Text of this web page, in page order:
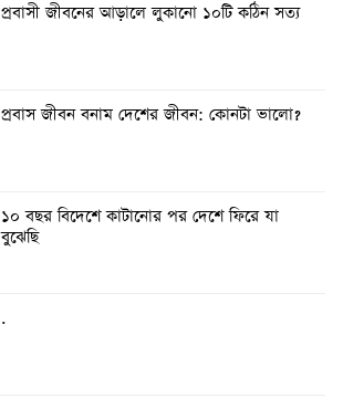
প্রবাসী জীবনের আড়ালে লুকানো ১০টি কঠিন সত্য
প্রবাস জীবন বনাম দেশের জীবন: কোনটা ভালো?
১০ বছর বিদেশে কাটানোর পর দেশে ফিরে যা
বুঝেছি
.